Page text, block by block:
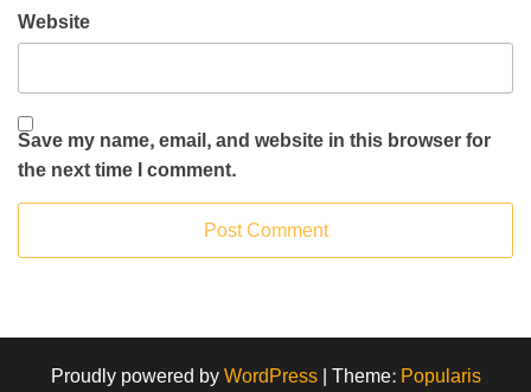
Website
Save my name, email, and website in this browser for
the next time I comment.
Proudly powered byWordPress|Theme:Popularis